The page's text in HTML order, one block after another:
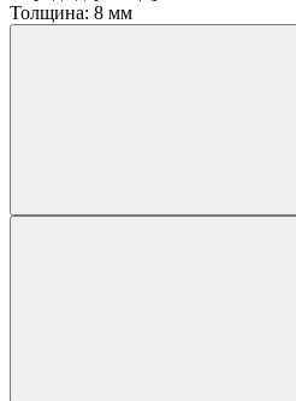
Толщина: 8 мм